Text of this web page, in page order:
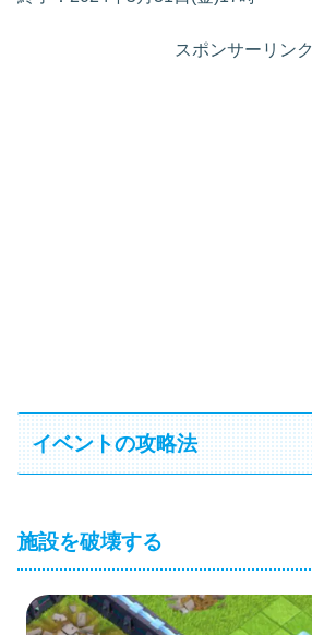
スポンサーリンク
イベントの攻略法
施設を破壊する